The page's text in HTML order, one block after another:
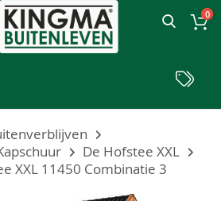
0
De Hofstee XXL
XXL 11450 Combinatie 3